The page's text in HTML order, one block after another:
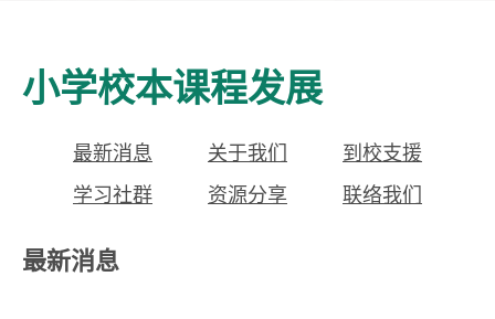
小学校本课程发展
最新消息 关于我们
到校支援
学习社群
资源分享 联络我们
最新消息